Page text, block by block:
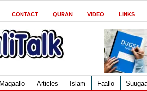
CONTACT QURAN VIDEO LINKS
Maqaallo Articles Islam Faallo